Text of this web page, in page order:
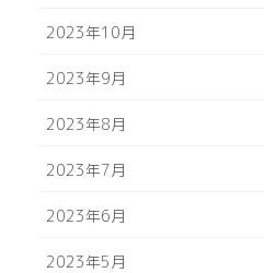
2023年10月
2023年9月
2023年8月
2023年7月
2023年6月
2023年5月